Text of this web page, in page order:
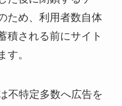
ため、利用者数自体
積される前にサイト
す。
不特定多数へ広告を